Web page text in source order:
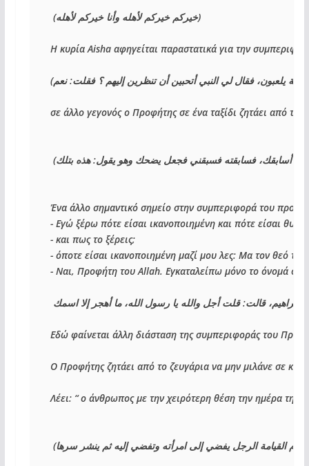
(خيركم خيركم لأهله وأنا خيركم لأهله)
Η κυρία Aisha αφηγείται παραστατικά για την
( يلعبون، فقال لي النبي أتحبين أن تنظرين إليهم ؟ فقلت: نعم
σε άλλο γεγονός ο Προφήτης σε ένα ταξίδι ζητάει από
أسابقك، فسابقته فسبقني فجعل يضحك وهو يقول: هذه بتلك
Ένα άλλο σημαντικό σημείο στην συμπεριφορά του
- Εγώ ξέρω πότε είσαι ικανοποιημένη και πότε είσαι
- και πως το ξέρεις;
- όποτε είσαι ικανοποιημένη μαζί μου λες: Μα τον θεό του
- Ναι, Προφήτη του Allah. Εγκαταλείπω μόνο το όνομά
إبراهيم، قالت:
Εδώ φαίνεται άλλη διάσταση της συμπεριφοράς του
Ο Προφήτης ζητάει από το ζευγάρια να μην μιλάνε σε
Λέει: “ ο άνθρωπος με την χειρότερη θέση την ημέρα της
(يوم القيامة الرجل يفضي إلى امرأته وتفضي إليه ثم ينشر سرها